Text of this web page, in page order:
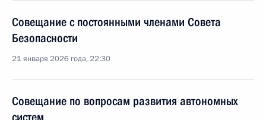
Совещание с постоянными членами Совета
Безопасности
21 января 2026 года, 22:30
Совещание по вопросам развития автономных
систем